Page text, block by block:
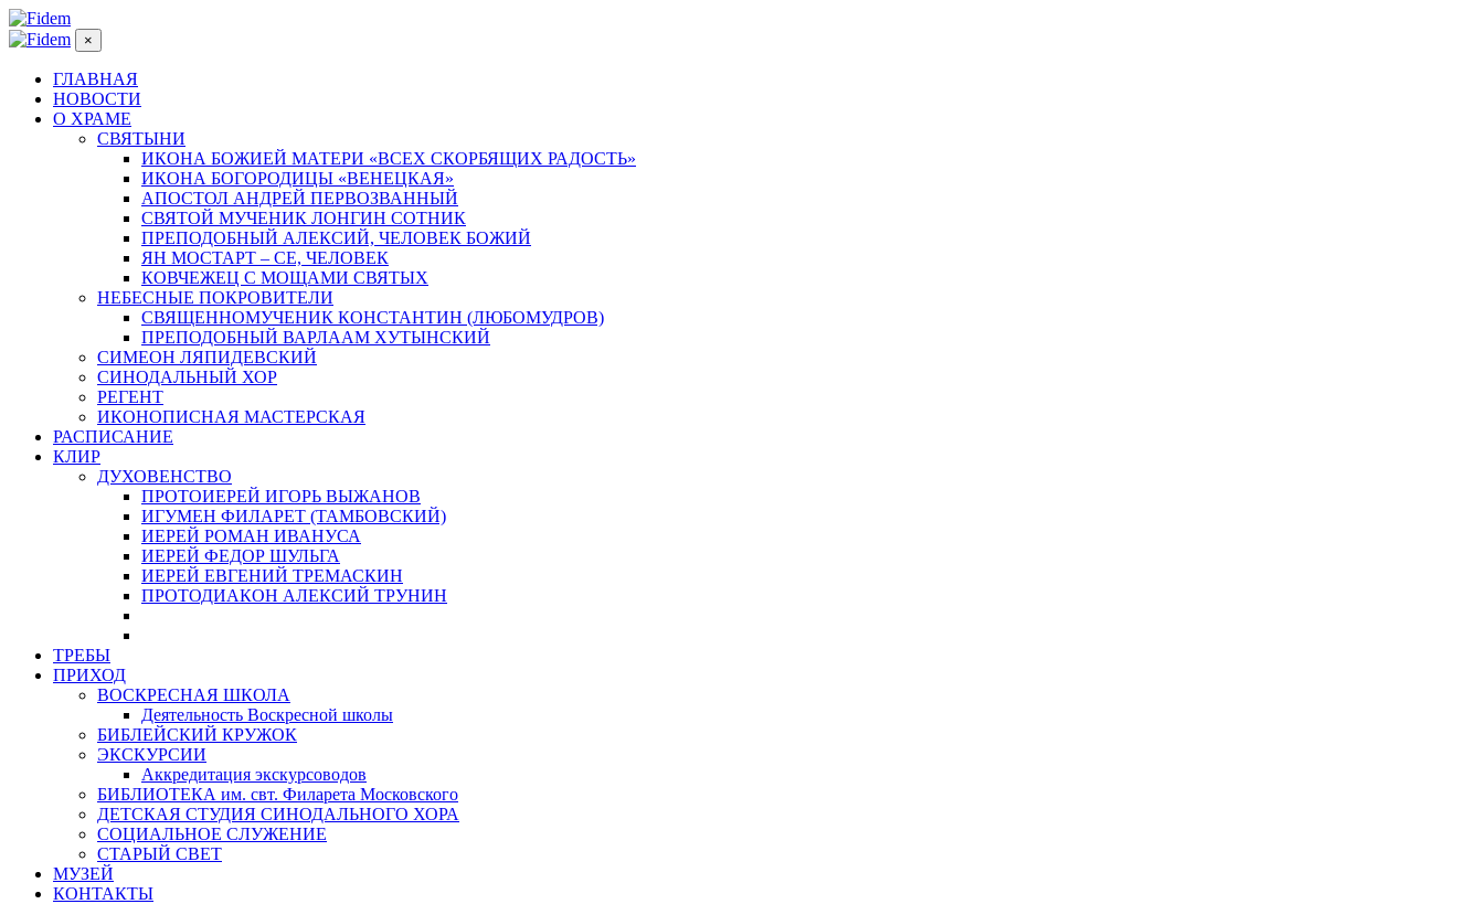
×
ГЛАВНАЯ
НОВОСТИ
О ХРАМЕ
СВЯТЫНИ
ИКОНА БОЖИЕЙ МАТЕРИ «ВСЕХ СКОРБЯЩИХ РАДОСТЬ»
ИКОНА БОГОРОДИЦЫ «ВЕНЕЦКАЯ»
АПОСТОЛ АНДРЕЙ ПЕРВОЗВАННЫЙ
СВЯТОЙ МУЧЕНИК ЛОНГИН СОТНИК
ПРЕПОДОБНЫЙ АЛЕКСИЙ, ЧЕЛОВЕК БОЖИЙ
ЯН МОСТАРТ – СЕ, ЧЕЛОВЕК
КОВЧЕЖЕЦ С МОЩАМИ СВЯТЫХ
НЕБЕСНЫЕ ПОКРОВИТЕЛИ
СВЯЩЕННОМУЧЕНИК КОНСТАНТИН (ЛЮБОМУДРОВ)
ПРЕПОДОБНЫЙ ВАРЛААМ ХУТЫНСКИЙ
СИМЕОН ЛЯПИДЕВСКИЙ
СИНОДАЛЬНЫЙ ХОР
РЕГЕНТ
ИКОНОПИСНАЯ МАСТЕРСКАЯ
РАСПИСАНИЕ
КЛИР
ДУХОВЕНСТВО
ПРОТОИЕРЕЙ ИГОРЬ ВЫЖАНОВ
ИГУМЕН ФИЛАРЕТ (ТАМБОВСКИЙ)
ИЕРЕЙ РОМАН ИВАНУСА
ИЕРЕЙ ФЕДОР ШУЛЬГА
ИЕРЕЙ ЕВГЕНИЙ ТРЕМАСКИН
ПРОТОДИАКОН АЛЕКСИЙ ТРУНИН
ТРЕБЫ
ПРИХОД
ВОСКРЕСНАЯ ШКОЛА
Деятельность Воскресной школы
БИБЛЕЙСКИЙ КРУЖОК
ЭКСКУРСИИ
Аккредитация экскурсоводов
БИБЛИОТЕКА им. свт. Филарета Московского
ДЕТСКАЯ СТУДИЯ СИНОДАЛЬНОГО ХОРА
СОЦИАЛЬНОЕ СЛУЖЕНИЕ
СТАРЫЙ СВЕТ
МУЗЕЙ
КОНТАКТЫ